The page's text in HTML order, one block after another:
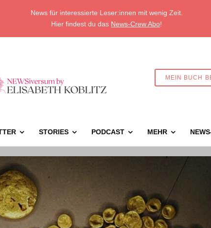
News für interessierte Leser:innen mit wenig Zeit.
Hier findest du das News-Crew Abo!
MEIN BUCH
STORIES PODCAST MEHR